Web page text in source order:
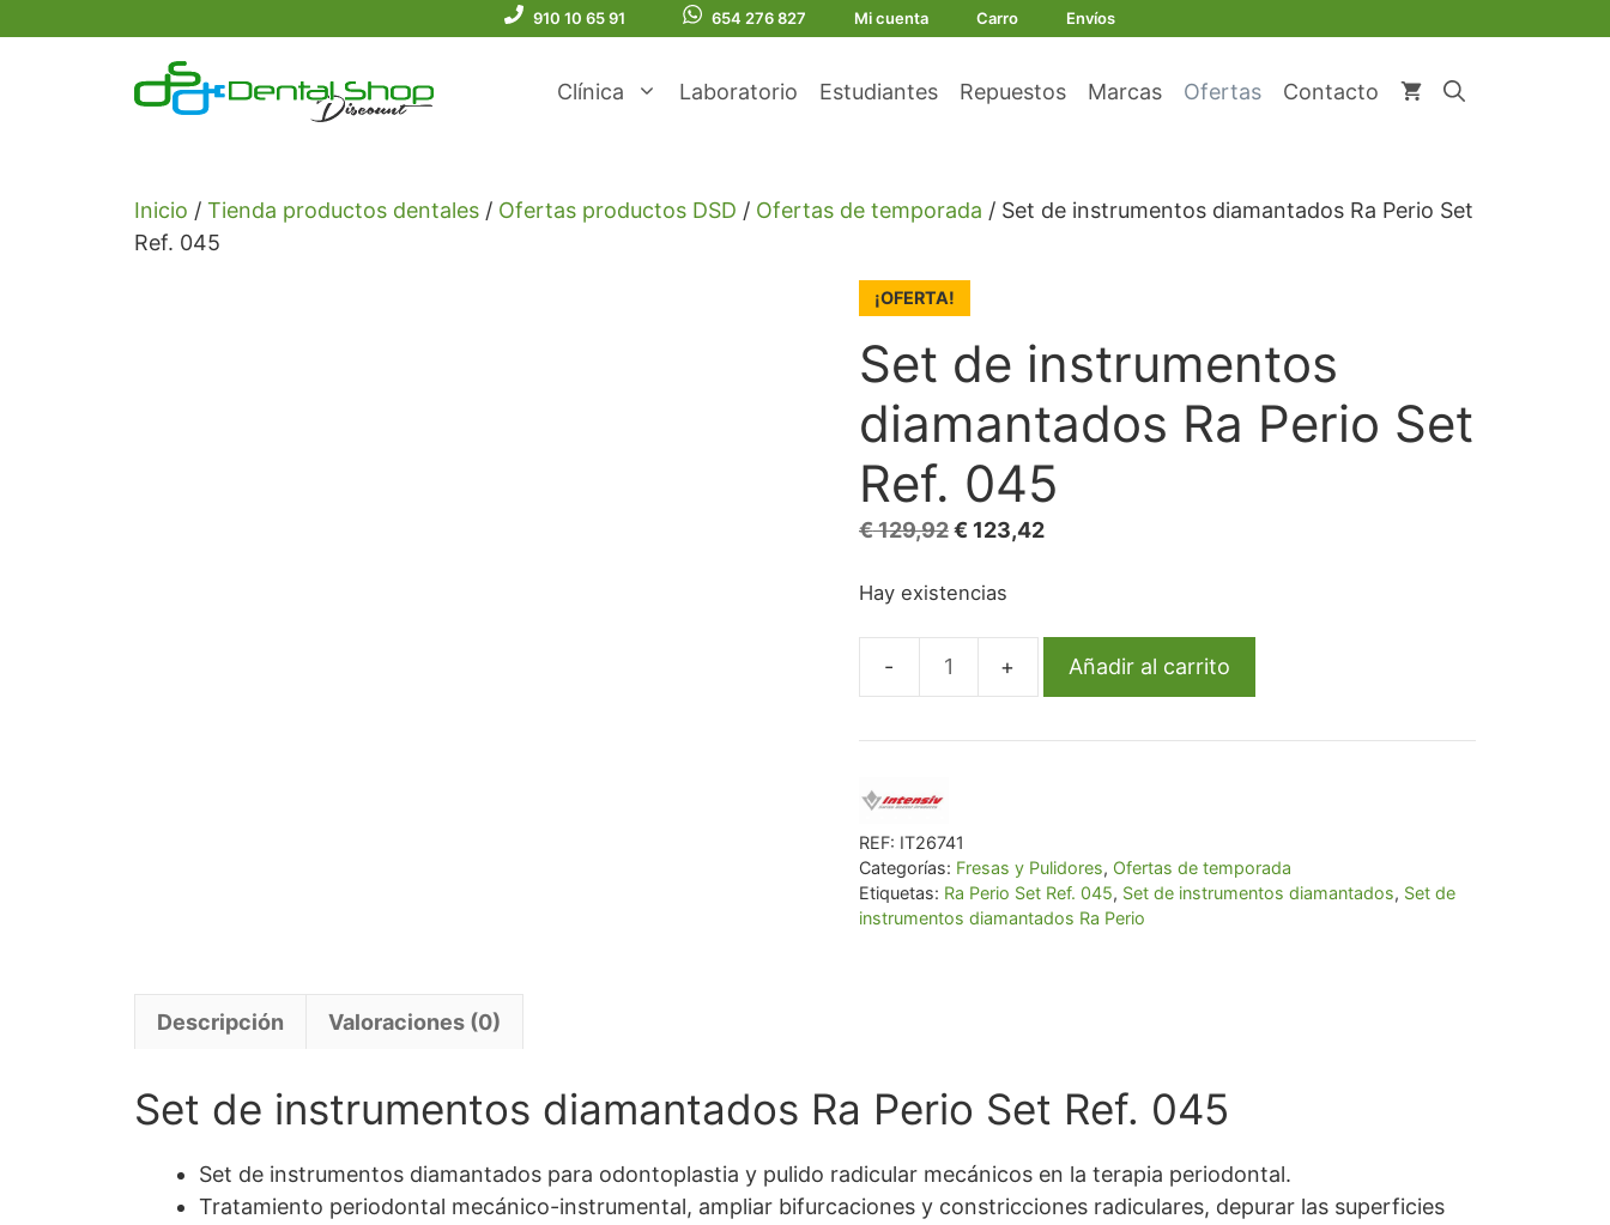
910 10 65 91 654 276 827 Mi cuenta Carro Envíos
Clínica Laboratorio Estudiantes Repuestos Marcas Ofertas Contacto
Inicio / Tienda productos dentales / Ofertas productos DSD / Ofertas de temporada / Set de instrumentos diamantados Ra Perio Set
Ref. 045
¡OFERTA!
Set de instrumentos
diamantados Ra Perio Set
Ref. 045
€129,92 El
original
€ 129,92.
€ 123,42El
€ 123,42.
Hay existencias
instrumentos
Ra
Perio
Set
Ref.
Añadir al carrito
REF: IT26741
Categorías: Fresas y Pulidores, Ofertas de temporada
Etiquetas: Ra Perio Set Ref. 045, Set de instrumentos diamantados, Set de
instrumentos diamantados Ra Perio
Descripción Valoraciones (0)
Set de instrumentos diamantados Ra Perio Set Ref. 045
Set de instrumentos diamantados para odontoplastia y pulido radicular mecánicos en la terapia periodontal.
Tratamiento periodontal mecánico-instrumental, ampliar bifurcaciones y constricciones radiculares, depurar las superficies
era:
es:
diamantados
Perio
cantidad